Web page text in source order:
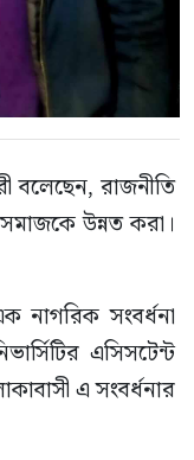
বলেছেন, রাজনীতি
উন্নত করা।
নাগরিক সংবর্ধনা
এসিসটেন্ট
এ সংবর্ধনার